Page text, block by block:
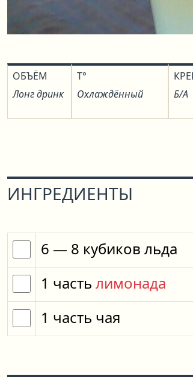
ОБЪЁМ
Лонг дринк
T°
Охлаждённый
Б/А
ИНГРЕДИЕНТЫ
6 — 8 кубиков льда
1 часть лимонада
1 часть чая